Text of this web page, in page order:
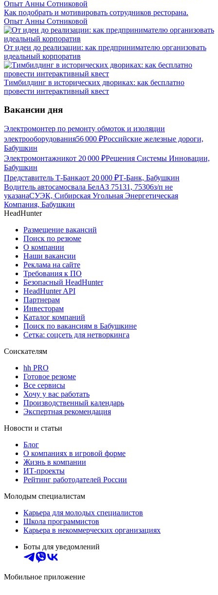
Как подобрать и мотивировать сотрудников ресторана.
Опыт Анны Сотниковой
От идеи до реализации: как предпринимателю организовать
идеальный корпоратив
Тимбилдинг в исторических двориках: как бесплатно
провести интерактивный квест
Вакансии дня
Электромонтер по ремонту обмоток и изоляции
электрооборудования56 000 ₽Российские железные дороги,
Бабушкин
Электромонтажникот 20 000 ₽Решения Системы Инновации,
Бабушкин
Представитель Т-Банкаот 20 000 ₽Т-Банк, Бабушкин
Водитель автосамосвала БелАЗ 75131, 75306з/п не
указанаСУЭК, Сибирская Угольная Энергетическая
Компания, Бабушкин
HeadHunter
Размещение вакансий
Поиск по резюме
О компании
Наши вакансии
Реклама на сайте
Требования к ПО
Безопасный HeadHunter
HeadHunter API
Партнерам
Инвесторам
Каталог компаний
Поиск по вакансиям в Бабушкине
Сетка: соцсеть для нетворкинга
Соискателям
hh PRO
Готовое резюме
Все сервисы
Хочу у вас работать
Производственный календарь
Экспертная рекомендация
Новости и статьи
Блог
О компаниях в игровой форме
Жизнь в компании
ИТ-проекты
Рейтинг работодателей России
Молодым специалистам
Карьера для молодых специалистов
Школа программистов
Карьера в некоммерческих организациях
Боты для уведомлений
Мобильное приложение